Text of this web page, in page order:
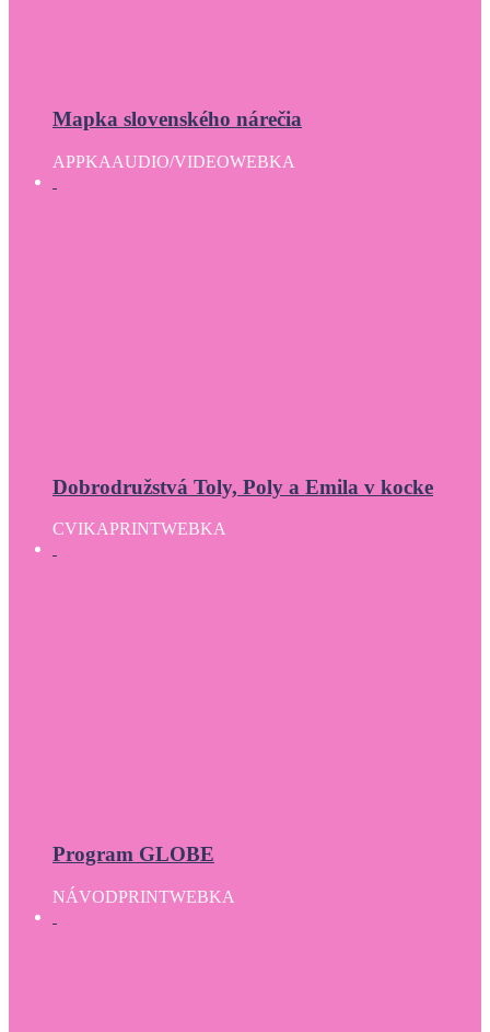
Mapka slovenského nárečia
APPKAAUDIO/VIDEOWEBKA
Dobrodružstvá Toly, Poly a Emila v kocke
CVIKAPRINTWEBKA
Program GLOBE
NÁVODPRINTWEBKA